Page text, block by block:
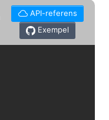
API-referens
Exempel